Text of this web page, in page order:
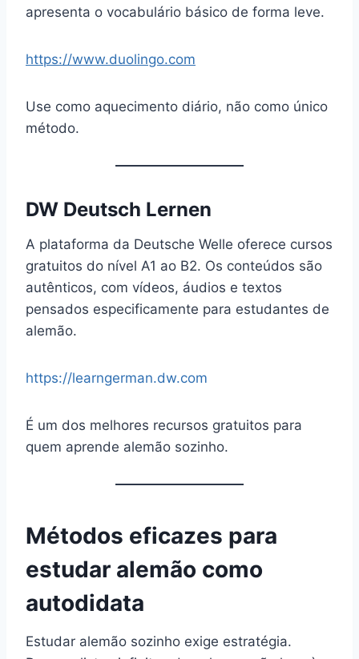
apresenta o vocabulário básico de forma leve.
https://www.duolingo.com
Use como aquecimento diário, não como único
método.
DW Deutsch Lernen
A plataforma da Deutsche Welle oferece cursos
gratuitos do nível A1 ao B2. Os conteúdos são
autênticos, com vídeos, áudios e textos
pensados especificamente para estudantes de
alemão.
https://learngerman.dw.com
É um dos melhores recursos gratuitos para
quem aprende alemão sozinho.
Métodos eficazes para
estudar alemão como
autodidata
Estudar alemão sozinho exige estratégia.